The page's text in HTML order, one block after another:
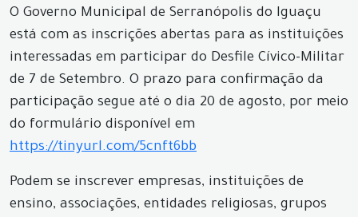
O Governo Municipal de Serranópolis do Iguaçu
está com as inscrições abertas para as instituições
interessadas em participar do Desfile Cívico-Militar
de 7 de Setembro. O prazo para confirmação da
participação segue até o dia 20 de agosto, por meio
do formulário disponível em
https://tinyurl.com/5cnft6bb
Podem se inscrever empresas, instituições de
ensino, associações, entidades religiosas, grupos